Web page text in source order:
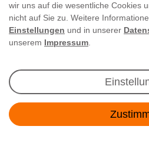
wir uns auf die wesentliche Cookies
nicht auf Sie zu. Weitere
Einstellungen und in unserer
unserem Impressum